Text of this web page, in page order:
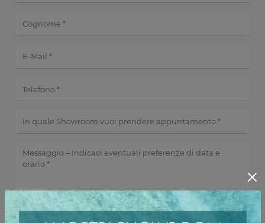
Ho preso visione dellaPrivacy Policy